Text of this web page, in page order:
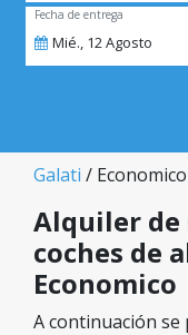
Fecha de entrega
Mié., 12Agosto
Galati / Economico
Alquiler de
coches de
Economico
A continuación